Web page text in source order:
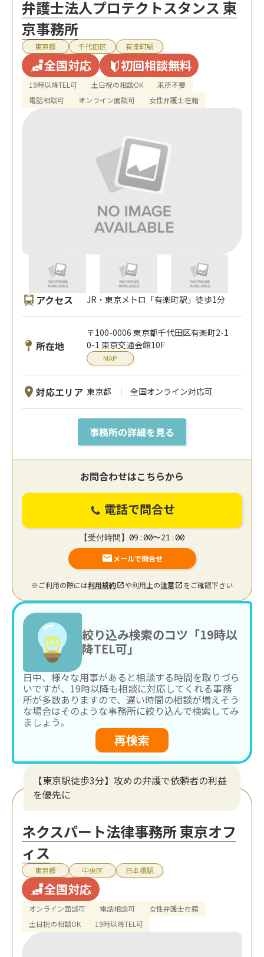
弁護士法人プロテクトスタンス 東
京事務所
東京都 千代田区 有楽町駅
全国対応 初回相談無料
19時以降TEL可 土日祝の相談OK
来所不要
電話相談可
オンライン面談可 女性弁護士在籍
アクセス JR・東京メトロ「有楽町駅」徒歩1分
所在地
〒100-0006 東京都千代田区有楽町2-1
0-1 東京交通会館10F
MAP
対応エリア 東京都 全国オンライン対応可
事務所の詳細を見る
お問合わせはこちらから
電話で問合せ
【受付時間】09:00〜21:00
メールで問合せ
※ご利用の際には利用規約 や利用上の注意 をご確認下さい
絞り込み検索のコツ「19時以
降TEL可」
日中、様々な用事があると相談する時間を取りづら
いですが、19時以降も相談に対応してくれる事務
所が多数ありますので、遅い時間の相談が増えそう
な場合はそのような事務所に絞り込んで検索してみ
ましょう。
再検索
【東京駅徒歩3分】攻めの弁護で依頼者の利益
を優先に
ネクスパート法律事務所 東京オフ
ィス
東京都 中央区 日本橋駅
全国対応
オンライン面談可 電話相談可
女性弁護士在籍
土日祝の相談OK
19時以降TEL可